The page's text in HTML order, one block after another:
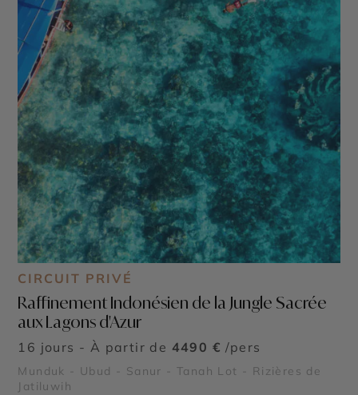
CIRCUIT PRIVÉ
Raffinement Indonésien de la Jungle Sacrée
aux Lagons d'Azur
16 jours - À partir de 4490 € /pers
Munduk - Ubud - Sanur - Tanah Lot - Rizières de
Jatiluwih